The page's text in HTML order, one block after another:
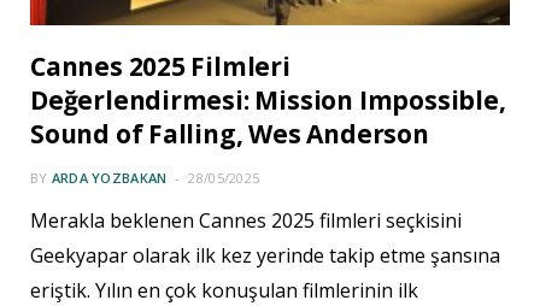
Cannes 2025 Filmleri
Değerlendirmesi: Mission Impossible,
Sound of Falling, Wes Anderson
BY ARDA YOZBAKAN 28/05/2025
Merakla beklenen Cannes 2025 filmleri seçkisini
Geekyapar olarak ilk kez yerinde takip etme şansına
eriştik. Yılın en çok konuşulan filmlerinin ilk